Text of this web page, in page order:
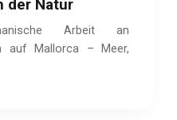
der Natur
Arbeit an
auf Mallorca – Meer,